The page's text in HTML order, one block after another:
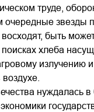
труде,
очередные звезды
быть
хлеба
излучению